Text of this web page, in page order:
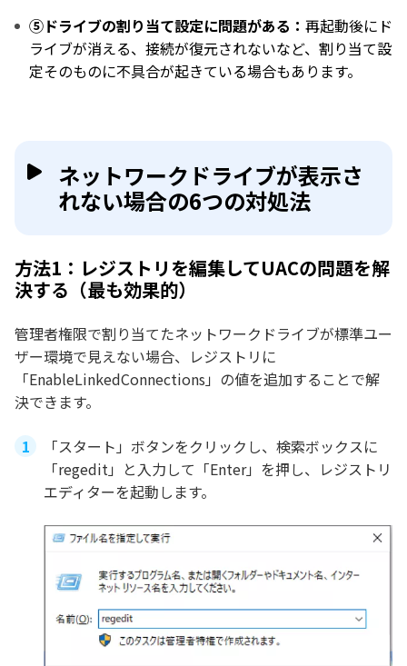
⑤ドライブの割り当て設定に問題がある： 再起動後にド
ライブが消える、接続が復元されないなど、割り当て設
定そのものに不具合が起きている場合もあります。
ネットワークドライブが表示さ
れない場合の6つの対処法
方法1：レジストリを編集してUACの問題を解
決する（最も効果的）
管理者権限で割り当てたネットワークドライブが標準ユー
ザー環境で見えない場合、レジストリに
「EnableLinkedConnections」の値を追加することで解
決できます。
「スタート」ボタンをクリックし、検索ボックスに
「regedit」と入力して「Enter」を押し、レジストリ
エディターを起動します。